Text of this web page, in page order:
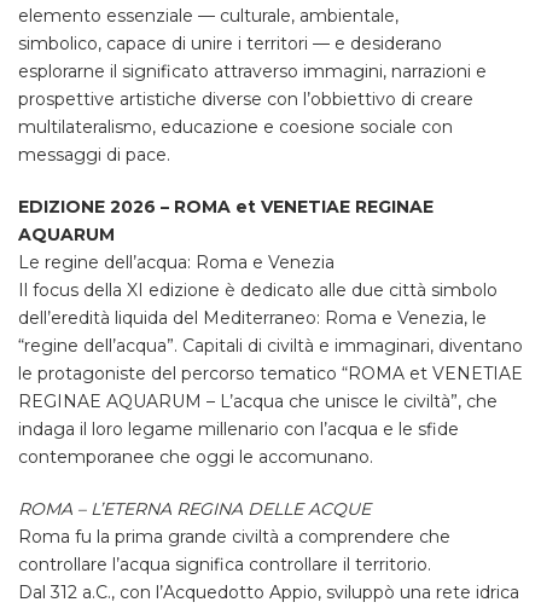
elemento essenziale — culturale, ambientale,
simbolico, capace di unire i territori — e desiderano
esplorarne il significato attraverso immagini, narrazioni e
prospettive artistiche diverse con l’obbiettivo di creare
multilateralismo, educazione e coesione sociale con
messaggi di pace.
EDIZIONE 2026 – ROMA et VENETIAE REGINAE
AQUARUM
Le regine dell’acqua: Roma e Venezia
Il focus della XI edizione è dedicato alle due città simbolo
dell’eredità liquida del Mediterraneo: Roma e Venezia, le
“regine dell’acqua”. Capitali di civiltà e immaginari, diventano
le protagoniste del percorso tematico “ROMA et VENETIAE
REGINAE AQUARUM – L’acqua che unisce le civiltà”, che
indaga il loro legame millenario con l’acqua e le sfide
contemporanee che oggi le accomunano.
ROMA – L’ETERNA REGINA DELLE ACQUE
Roma fu la prima grande civiltà a comprendere che
controllare l’acqua significa controllare il territorio.
Dal 312 a.C., con l’Acquedotto Appio, sviluppò una rete idrica